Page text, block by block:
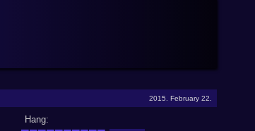
2015. February 22.
Hang: